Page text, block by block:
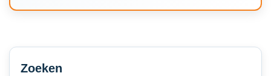
Secondary
Sidebar
Zoeken